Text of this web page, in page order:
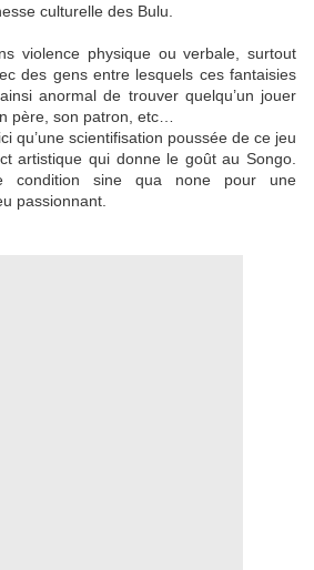
culturelle des Bulu.
violence physique ou verbale, surtout
des gens entre lesquels ces fantaisies
anormal de trouver quelqu’un jouer
père, son patron, etc…
qu’une scientifisation poussée de ce jeu
artistique qui donne le goût au Songo.
condition sine qua none pour une
passionnant.